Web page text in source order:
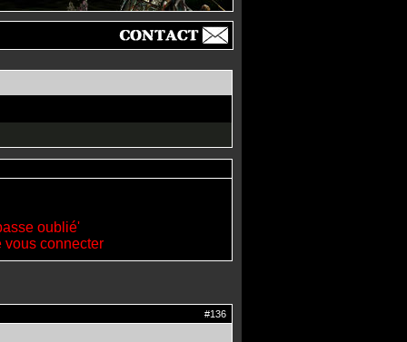
oublié'
vous connecter
#136